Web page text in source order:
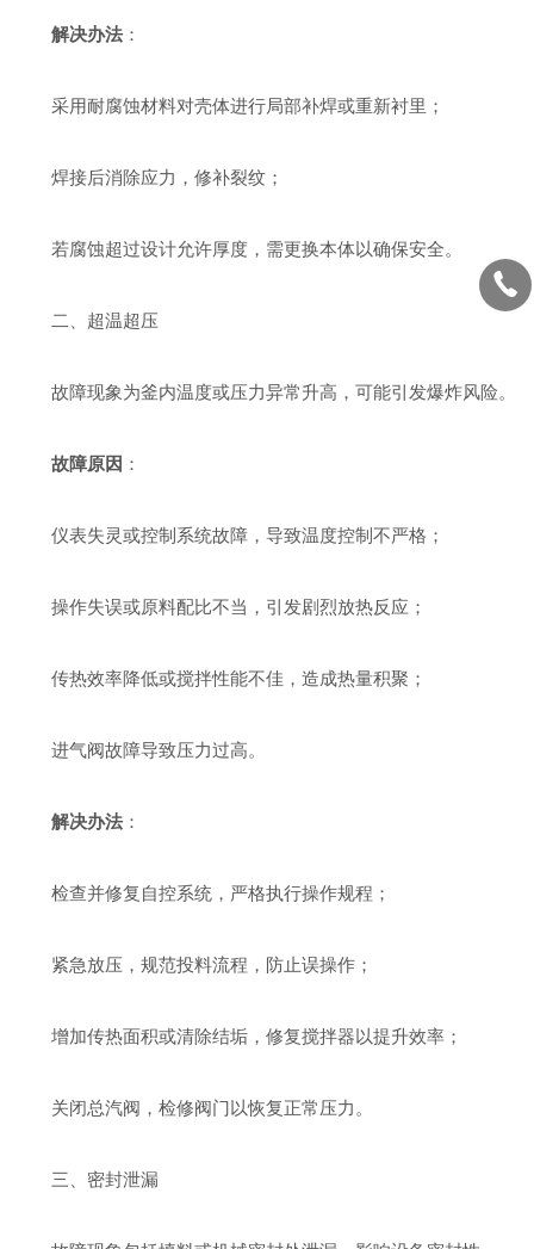
解决办法 ：
采用耐腐蚀材料对壳体进行局部补焊或重新衬里；
焊接后消除应力，修补裂纹；
若腐蚀超过设计允许厚度，需更换本体以确保安全。
二、超温超压
故障现象为釜内温度或压力异常升高，可能引发爆炸风险。
故障原因 ：
仪表失灵或控制系统故障，导致温度控制不严格；
操作失误或原料配比不当，引发剧烈放热反应；
传热效率降低或搅拌性能不佳，造成热量积聚；
进气阀故障导致压力过高。
解决办法 ：
检查并修复自控系统，严格执行操作规程；
紧急放压，规范投料流程，防止误操作；
增加传热面积或清除结垢，修复搅拌器以提升效率；
关闭总汽阀，检修阀门以恢复正常压力。
三、密封泄漏